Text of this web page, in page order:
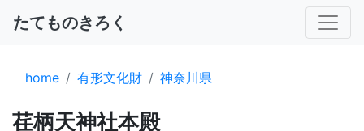
たてものきろく
home 有形文化財 神奈川県
荏柄天神社本殿